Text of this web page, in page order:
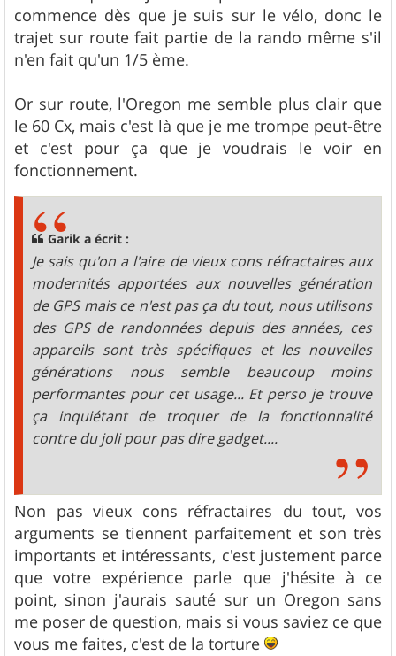
commence dès que je suis sur le vélo, donc le
trajet sur route fait partie de la rando même s'il
n'en fait qu'un 1/5 ème.
Or sur route, l'Oregon me semble plus clair que
le 60 Cx, mais c'est là que je me trompe peut-être
et c'est pour ça que je voudrais le voir en
fonctionnement.
Garik a écrit :
Je sais qu'on a l'aire de vieux cons réfractaires aux
modernités apportées aux nouvelles génération
de GPS mais ce n'est pas ça du tout, nous utilisons
des GPS de randonnées depuis des années, ces
appareils sont très spécifiques et les nouvelles
générations nous semble beaucoup moins
performantes pour cet usage... Et perso je trouve
ça inquiétant de troquer de la fonctionnalité
contre du joli pour pas dire gadget....
Non pas vieux cons réfractaires du tout, vos
arguments se tiennent parfaitement et son très
importants et intéressants, c'est justement parce
que votre expérience parle que j'hésite à ce
point, sinon j'aurais sauté sur un Oregon sans
me poser de question, mais si vous saviez ce que
vous me faites, c'est de la torture